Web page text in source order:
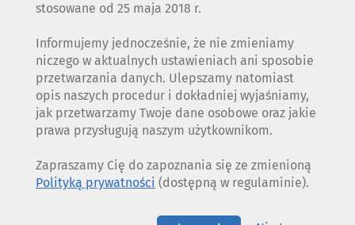
stosowane od 25 maja 2018 r.
Informujemy jednocześnie, że nie zmieniamy
niczego w aktualnych ustawieniach ani sposobie
przetwarzania danych. Ulepszamy natomiast
opis naszych procedur i dokładniej wyjaśniamy,
jak przetwarzamy Twoje dane osobowe oraz jakie
prawa przysługują naszym użytkownikom.
Zapraszamy Cię do zapoznania się ze zmienioną
Polityką prywatności (dostępną w regulaminie).